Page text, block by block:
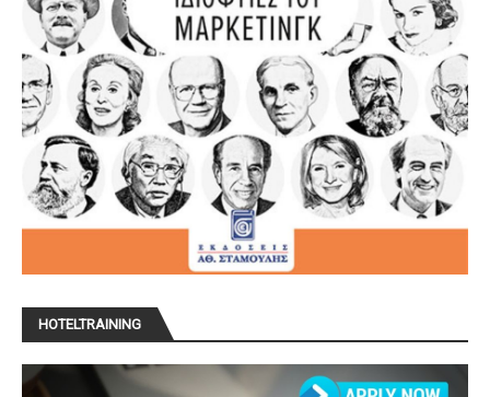
HOTELTRAINING